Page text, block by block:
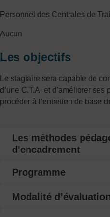
Personnel des Centrales de
Aucun
Les objectifs
Le stagiaire sera capable de
d’une C.T.A. et d’améliorer
procéder à l’entretien de base
Les méthodes
d'encadrement
Programme
Modalité d’évaluation